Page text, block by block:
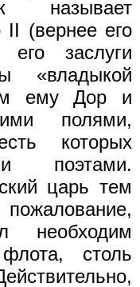
называет
(вернее его
заслуги
«владыкой
ему Дор и
полями,
которых
поэтами.
царь тем
необходим
столь